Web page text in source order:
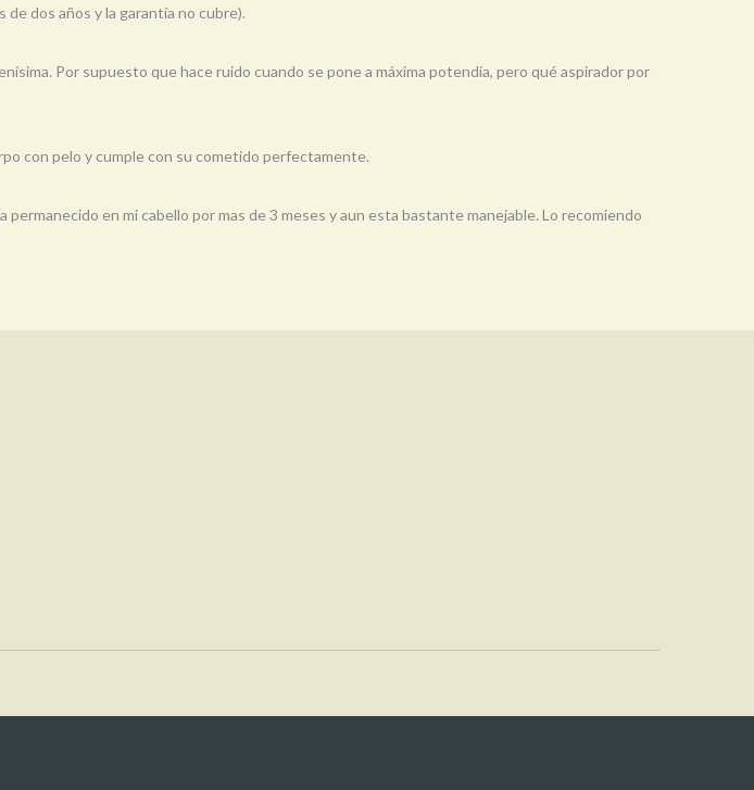
dos años y la garantía no cubre).
Por supuesto que hace ruido cuando se pone a máxima potendia, pero qué aspirador por
con pelo y cumple con su cometido perfectamente.
en mi cabello por mas de 3 meses y aun esta bastante manejable. Lo recomiendo